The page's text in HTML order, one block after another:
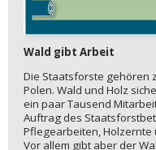
Wald gibt Arbeit
Die Staatsforste gehören
Polen. Wald und Holz
ein paar Tausend
Auftrag des
Pflegearbeiten,
Vor allem gibt aber der